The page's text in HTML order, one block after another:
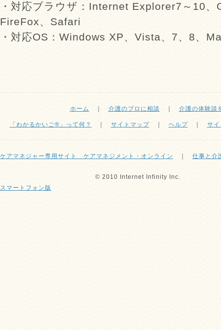
・対応ブラウザ：Internet Explorer7～10
FireFox、Safari
・対応OS：Windows XP、Vista、7、8、
ホーム 介護のプロに相談 介護の体験談
「わかるかいご®」って何？ サイトマップ｜ ヘルプ｜ サ
ケアマネジャー専用サイト ケアマネジメント・オンライン 仕事と介
© 2010 Internet Infinity Inc.
スマートフォン版